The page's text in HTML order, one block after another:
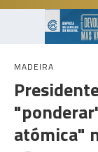
MADEIRA
atómica"